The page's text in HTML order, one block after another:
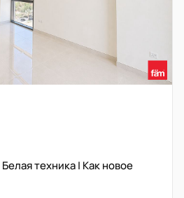
техника | Как новое